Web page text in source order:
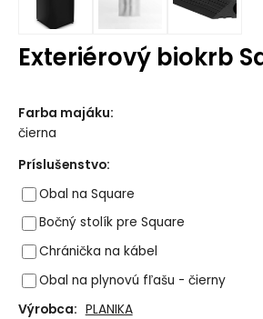
Exteriérový biokrb
Farba majáku:
čierna
Príslušenstvo:
Obal na Square
Bočný stolík pre Square
Chránička na kábel
Obal na plynovú fľašu - čierny
Výrobca: PLANIKA